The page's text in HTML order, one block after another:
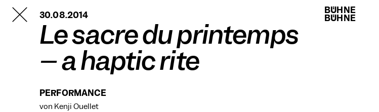
TANZFABRIK
BERLIN
BÜHNE
BÜHNE
BÜHNE
BÜHNE
30.08.2014
Le sacre du printemps
– a haptic rite
PERFORMANCE
von Kenji Ouellet